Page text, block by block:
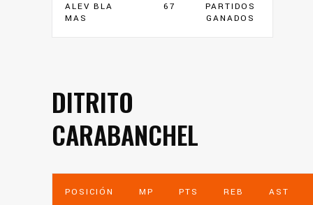
ALEV BLA
MAS
67
PARTIDOS
GANADOS
DITRITO
CARABANCHEL
POSICIÓN MP PTS REB AST